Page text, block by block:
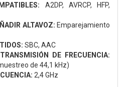
A2DP, AVRCP, HFP,
ALTAVOZ: Emparejamiento
SBC, AAC
DE FRECUENCIA:
de 44,1 kHz)
2,4 GHz